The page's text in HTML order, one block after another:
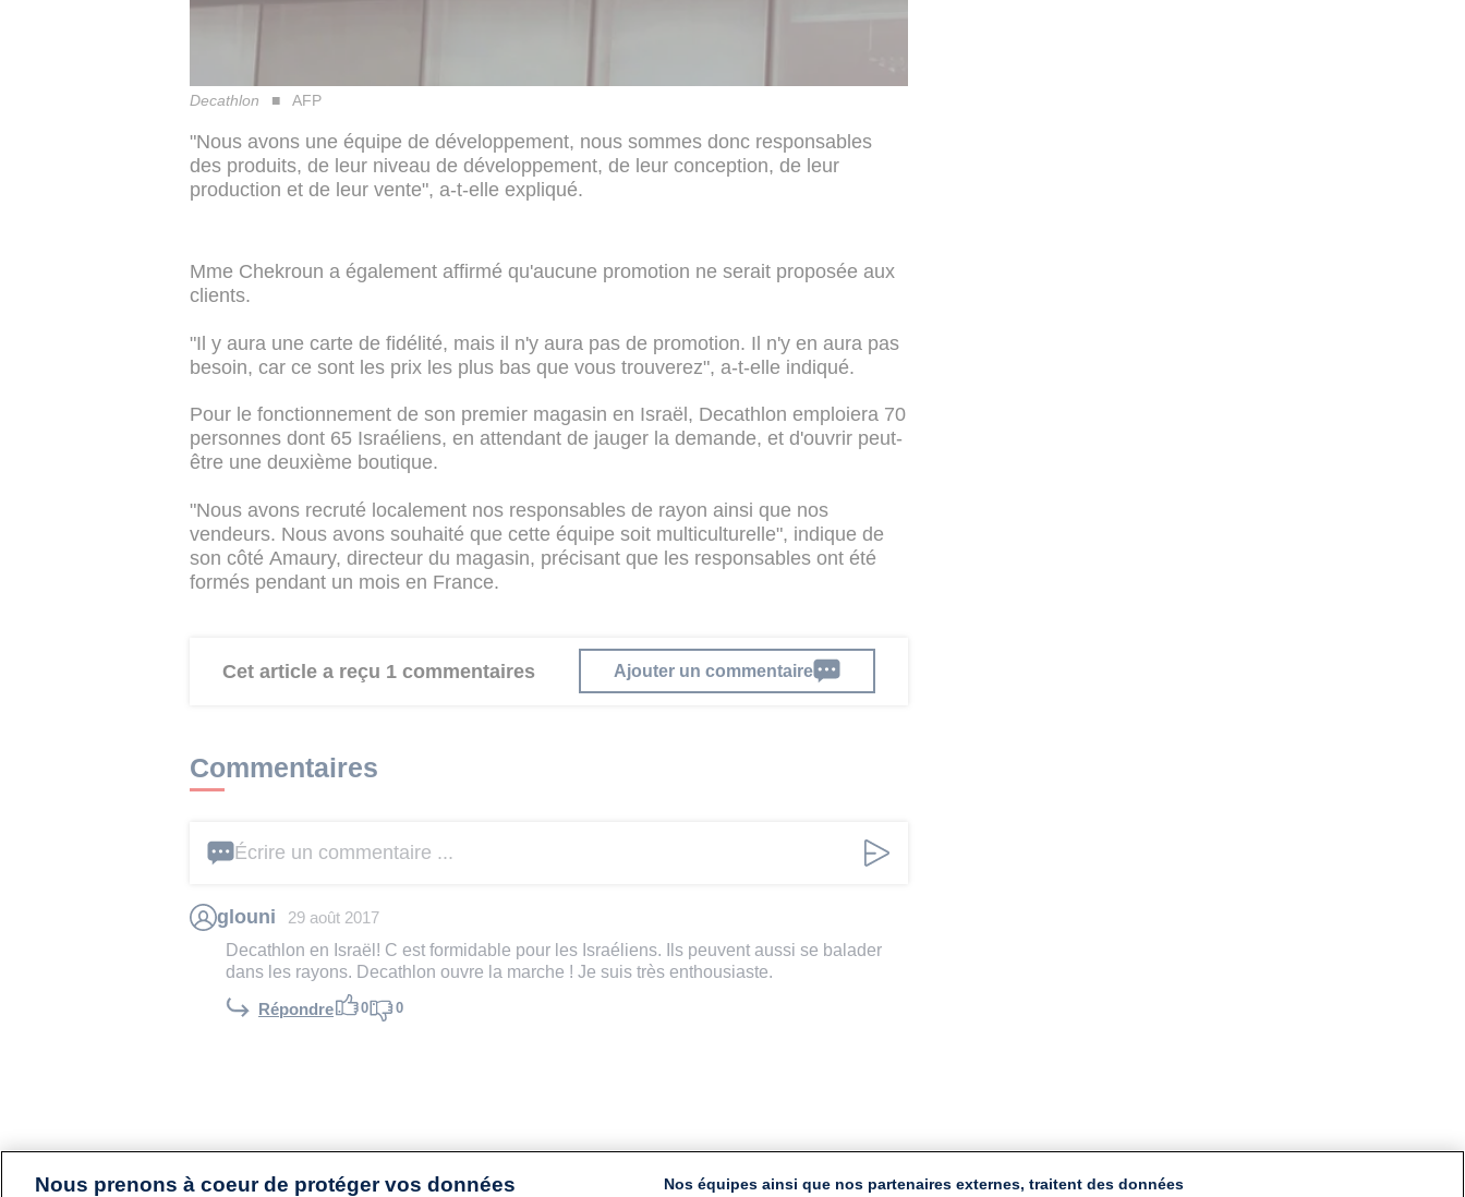
Decathlon AFP
"Nous avons une équipe de développement, nous sommes donc responsables
des produits, de leur niveau de développement, de leur conception, de leur
production et de leur vente", a-t-elle expliqué.
Mme Chekroun a également affirmé qu'aucune promotion ne serait proposée aux
clients.
"Il y aura une carte de fidélité, mais il n'y aura pas de promotion. Il n'y en aura pas
besoin, car ce sont les prix les plus bas que vous trouverez", a-t-elle indiqué.
Pour le fonctionnement de son premier magasin en Israël, Decathlon emploiera 70
personnes dont 65 Israéliens, en attendant de jauger la demande, et d'ouvrir peut-
être une deuxième boutique.
"Nous avons recruté localement nos responsables de rayon ainsi que nos
vendeurs. Nous avons souhaité que cette équipe soit multiculturelle", indique de
son côté Amaury, directeur du magasin, précisant que les responsables ont été
formés pendant un mois en France.
Cet article a reçu 1 commentaires Ajouter un commentaire
Commentaires
Écrire un commentaire ...
glouni 29 août 2017
Decathlon en Israël! C est formidable pour les Israéliens. Ils peuvent aussi se balader
dans les rayons. Decathlon ouvre la marche ! Je suis très enthousiaste.
Répondre 0 0
Nous prenons à coeur de protéger vos données
Nos équipes ainsi que nos partenaires externes, traitent des données